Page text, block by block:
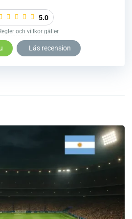
5.0
och villkor gäller
Läs recension